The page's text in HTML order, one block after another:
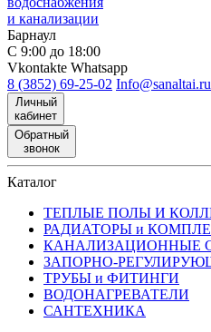
и канализации
Барнаул
С 9:00 до 18:00
Vkontakte Whatsapp
8 (3852) 69-25-02 Info@sanaltai.ru
Личный
кабинет
Обратный
звонок
Каталог
ТЕПЛЫЕ ПОЛЫ И
РАДИАТОРЫ и
КАНАЛИЗАЦИОННЫЕ
ЗАПОРНО-
ТРУБЫ и ФИТИНГИ
ВОДОНАГРЕВАТЕЛИ
САНТЕХНИКА